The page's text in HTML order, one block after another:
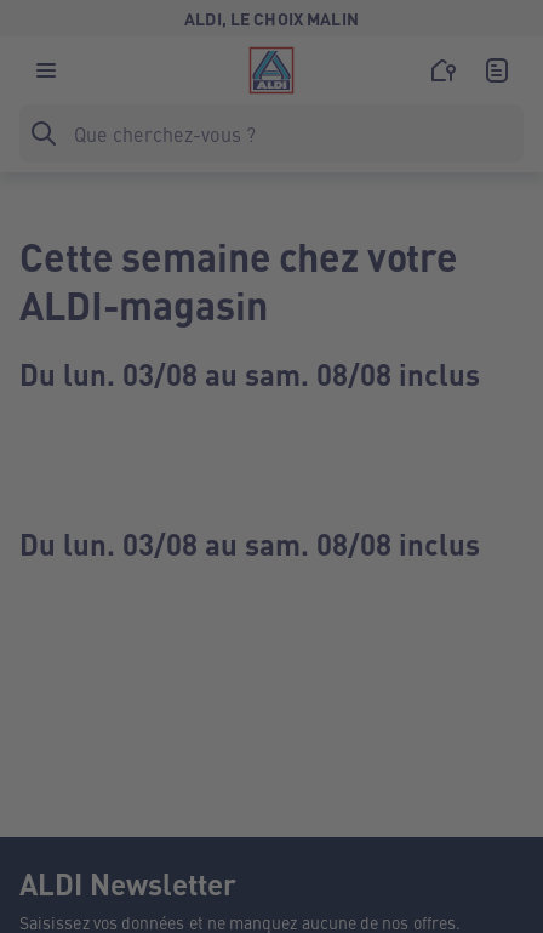
ALDI, LE CHOIX MALIN
Cette semaine chez votre
ALDI-magasin
Du lun. 03/08 au sam. 08/08 inclus
Du lun. 03/08 au sam. 08/08 inclus
ALDI Newsletter
Saisissez vos données et ne manquez aucune de nos offres.